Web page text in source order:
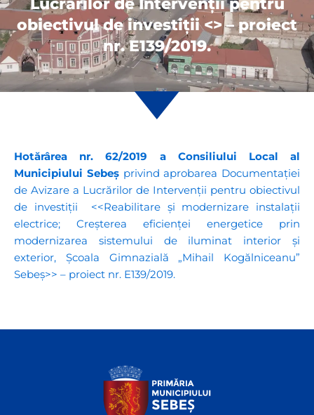
Lucrărilor de Intervenții pentru
obiectivul de investiţii <> – proiect
nr. E139/2019.
Hotărârea nr. 62/2019
a Consiliului Local al
Municipiului Sebeșprivind aprobarea Documentației
de Avizare a Lucrărilor de Intervenții pentru obiectivul
de investiţii <<Reabilitare și modernizare instalații
electrice; Creșterea eficienței energetice prin
modernizarea sistemului de iluminat interior și
exterior, Școala Gimnazială „Mihail Kogălniceanu”
Sebeș>> – proiect nr. E139/2019.